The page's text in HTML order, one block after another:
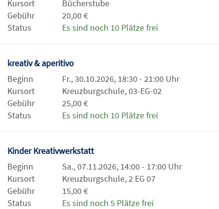
Kursort
Bücherstube
Gebühr
20,00 €
Status
Es sind noch 10 Plätze frei
kreativ & aperitivo
Beginn
Fr., 30.10.2026, 18:30 - 21:00 Uhr
Kursort
Kreuzburgschule, 03-EG-02
Gebühr
25,00 €
Status
Es sind noch 10 Plätze frei
Kinder Kreativwerkstatt
Beginn
Sa., 07.11.2026, 14:00 - 17:00 Uhr
Kursort
Kreuzburgschule, 2 EG 07
Gebühr
15,00 €
Status
Es sind noch 5 Plätze frei